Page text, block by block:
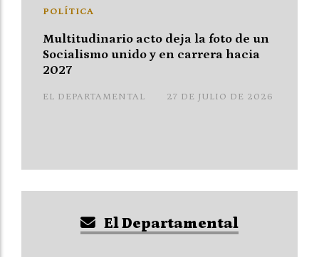
Multitudinario acto deja la foto de un
Socialismo unido y en carrera hacia
2027
EL DEPARTAMENTAL
POLÍTICA
27 DE JULIO DE 2026
El Departamental